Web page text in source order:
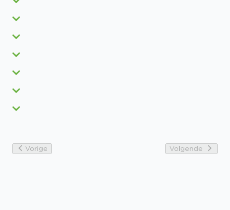
Vorige Volgende